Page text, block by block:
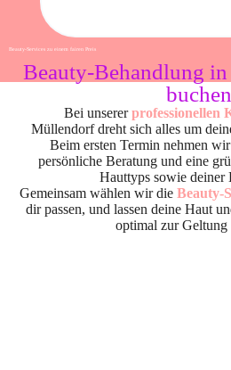
Beauty-Services zu einem fairen Preis
Beauty-Behandlung
buchen
Bei unsererprofessionellen
Müllendorf dreht sich alles um
Beim ersten Termin nehmen
persönliche Beratung und eine
Hauttyps sowie deiner
Gemeinsam wählen wir die Beauty-
dir passen, und lassen deine Haut
optimal zur Geltung